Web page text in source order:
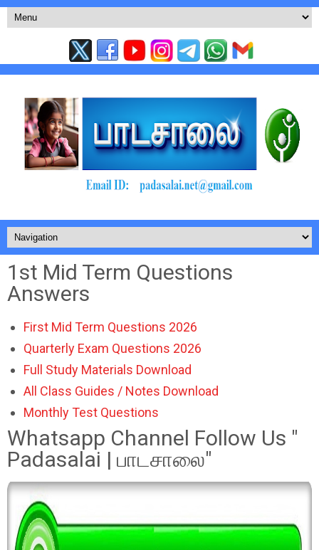
1st Mid Term Questions
Answers
First Mid Term Questions 2026
Quarterly Exam Questions 2026
Full Study Materials Download
All Class Guides / Notes Download
Monthly Test Questions
Whatsapp Channel Follow Us "
Padasalai | பாடசாலை"